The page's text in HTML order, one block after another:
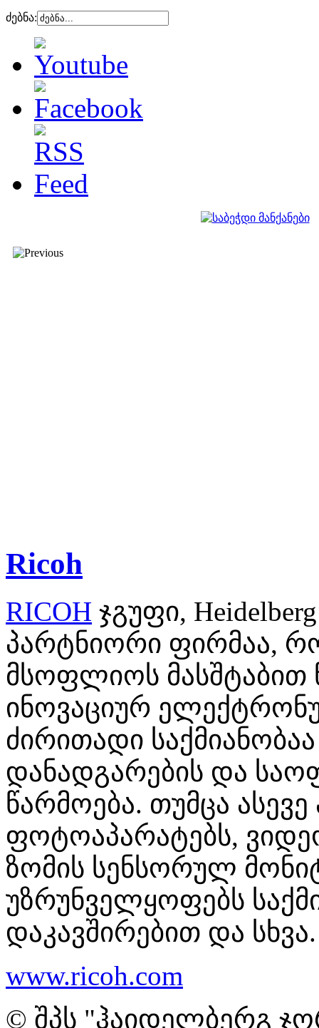
ძებნა:
Ricoh
RICOH ჯგუფი,
პარტნიორი ფირმაა,
მსოფლიოს მასშტაბით
ინოვაციურ
ძირითადი
დანადგარების და
წარმოება. თუმცა
ფოტოაპარატებს,
ზომის სენსორულ
უზრუნველყოფებს
დაკავშირებით და სხვა.
www.ricoh.com
© შპს "ჰაიდელბერგ